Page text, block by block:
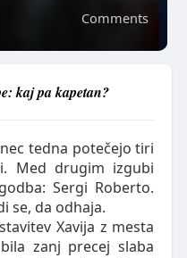
Comments
kaj pa kapetan?
tedna potečejo tiri
Med drugim izgubi
Sergi Roberto.
se, da odhaja.
Xavija z mesta
zanj precej slaba